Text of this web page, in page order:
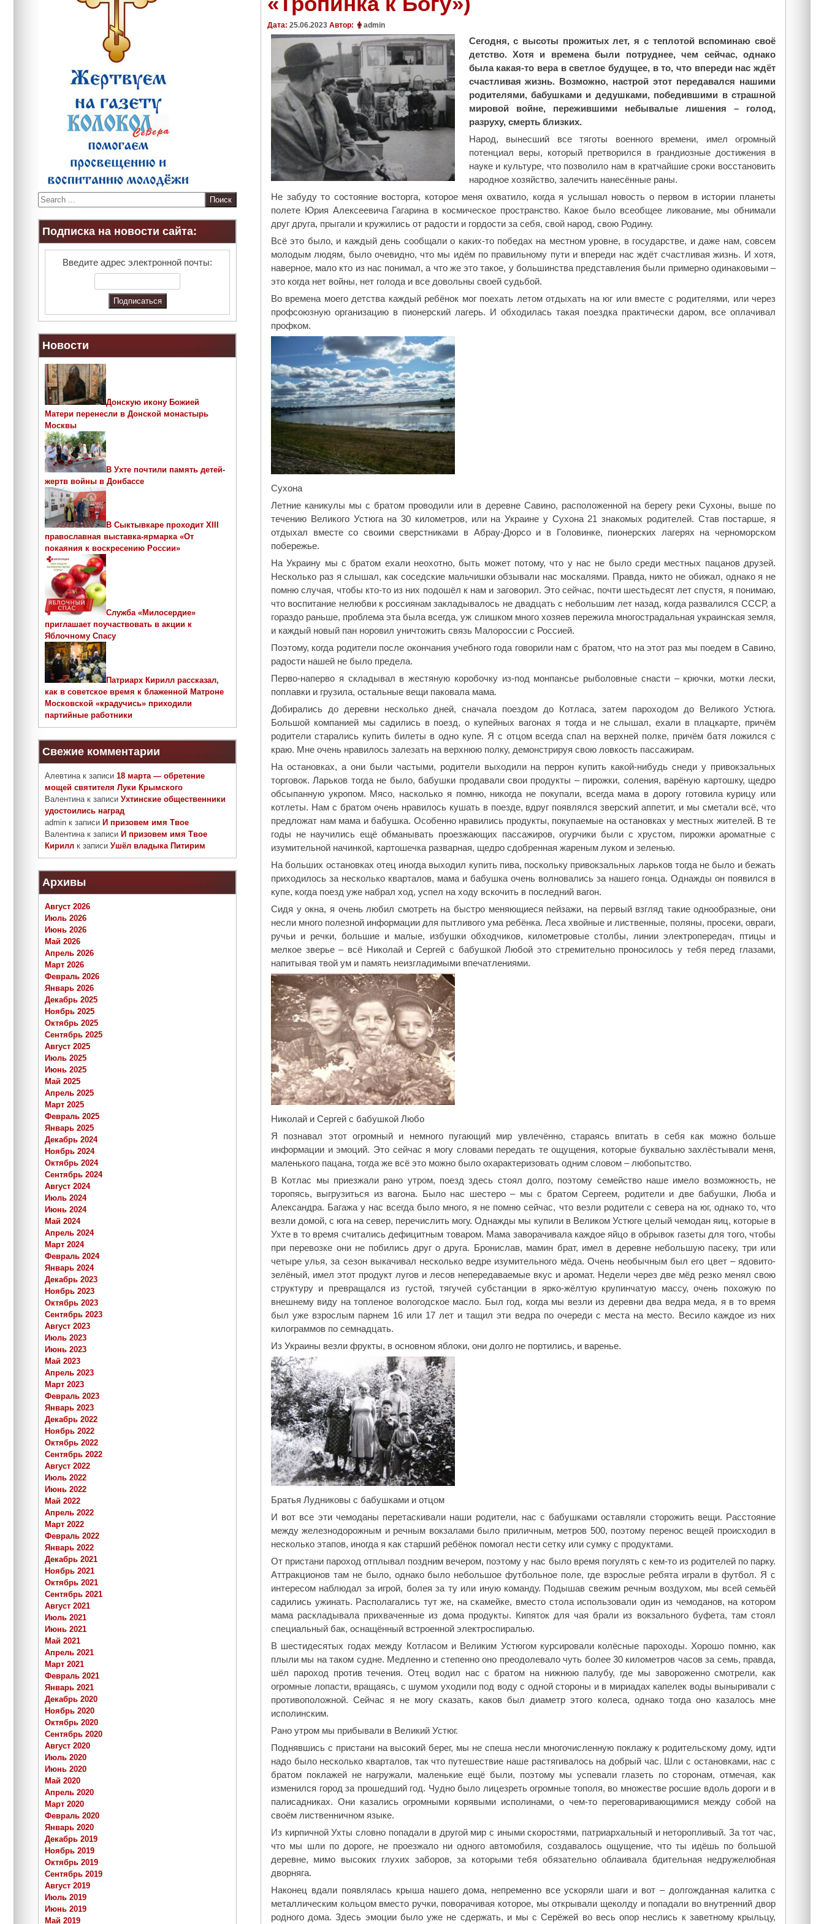
Дата: 25.06.2023 Автор: admin
Сегодня, с высоты прожитых лет, я с теплотой вспоминаю своё
детство. Хотя и времена были потруднее, чем сейчас, однако
была какая-то вера в светлое будущее, в то, что впереди нас ждёт
счастливая жизнь. Возможно, настрой этот передавался нашими
родителями, бабушками и дедушками, победившими в страшной
мировой войне, пережившими небывалые лишения – голод,
разруху, смерть близких.
Народ, вынесший все тяготы военного времени, имел огромный
потенциал веры, который претворился в грандиозные достижения в
науке и культуре, что позволило нам в кратчайшие сроки восстановить
народное хозяйство, залечить нанесённые раны.
Не забуду то состояние восторга, которое меня охватило, когда я услышал новость о первом в истории планеты
полете Юрия Алексеевича Гагарина в космическое пространство. Какое было всеобщее ликование, мы обнимали
друг друга, прыгали и кружились от радости и гордости за себя, свой народ, свою Родину.
Всё это было, и каждый день сообщали о каких-то победах на местном уровне, в государстве, и даже нам, совсем
молодым людям, было очевидно, что мы идём по правильному пути и впереди нас ждёт счастливая жизнь. И хотя,
наверное, мало кто из нас понимал, а что же это такое, у большинства представления были примерно одинаковыми –
это когда нет войны, нет голода и все довольны своей судьбой.
Во времена моего детства каждый ребёнок мог поехать летом отдыхать на юг или вместе с родителями, или через
профсоюзную организацию в пионерский лагерь. И обходилась такая поездка практически даром, все оплачивал
профком.
Сухона
Летние каникулы мы с братом проводили или в деревне Савино, расположенной на берегу реки Сухоны, выше по
течению Великого Устюга на 30 километров, или на Украине у Сухона 21 знакомых родителей. Став постарше, я
отдыхал вместе со своими сверстниками в Абрау-Дюрсо и в Головинке, пионерских лагерях на черноморском
побережье.
На Украину мы с братом ехали неохотно, быть может потому, что у нас не было среди местных пацанов друзей.
Несколько раз я слышал, как соседские мальчишки обзывали нас москалями. Правда, никто не обижал, однако я не
помню случая, чтобы кто-то из них подошёл к нам и заговорил. Это сейчас, почти шестьдесят лет спустя, я понимаю,
что воспитание нелюбви к россиянам закладывалось не двадцать с небольшим лет назад, когда развалился СССР, а
гораздо раньше, проблема эта была всегда, уж слишком много хозяев пережила многострадальная украинская земля,
и каждый новый пан норовил уничтожить связь Малороссии с Россией.
Поэтому, когда родители после окончания учебного года говорили нам с братом, что на этот раз мы поедем в Савино,
радости нашей не было предела.
Перво-наперво я складывал в жестяную коробочку из-под монпансье рыболовные снасти – крючки, мотки лески,
поплавки и грузила, остальные вещи паковала мама.
Добирались до деревни несколько дней, сначала поездом до Котласа, затем пароходом до Великого Устюга.
Большой компанией мы садились в поезд, о купейных вагонах я тогда и не слышал, ехали в плацкарте, причём
родители старались купить билеты в одно купе. Я с отцом всегда спал на верхней полке, причём батя ложился с
краю. Мне очень нравилось залезать на верхнюю полку, демонстрируя свою ловкость пассажирам.
На остановках, а они были частыми, родители выходили на перрон купить какой-нибудь снеди у привокзальных
торговок. Ларьков тогда не было, бабушки продавали свои продукты – пирожки, соления, варёную картошку, щедро
обсыпанную укропом. Мясо, насколько я помню, никогда не покупали, всегда мама в дорогу готовила курицу или
котлеты. Нам с братом очень нравилось кушать в поезде, вдруг появлялся зверский аппетит, и мы сметали всё, что
предложат нам мама и бабушка. Особенно нравились продукты, покупаемые на остановках у местных жителей. В те
годы не научились ещё обманывать проезжающих пассажиров, огурчики были с хрустом, пирожки ароматные с
изумительной начинкой, картошечка разварная, щедро сдобренная жареным луком и зеленью.
На больших остановках отец иногда выходил купить пива, поскольку привокзальных ларьков тогда не было и бежать
приходилось за несколько кварталов, мама и бабушка очень волновались за нашего гонца. Однажды он появился в
купе, когда поезд уже набрал ход, успел на ходу вскочить в последний вагон.
Сидя у окна, я очень любил смотреть на быстро меняющиеся пейзажи, на первый взгляд такие однообразные, они
несли много полезной информации для пытливого ума ребёнка. Леса хвойные и лиственные, поляны, просеки, овраги,
ручьи и речки, большие и малые, избушки обходчиков, километровые столбы, линии электропередач, птицы и
мелкое зверье – всё Николай и Сергей с бабушкой Любой это стремительно проносилось у тебя перед глазами,
напитывая твой ум и память неизгладимыми впечатлениями.
Николай и Сергей с бабушкой Любо
Я познавал этот огромный и немного пугающий мир увлечённо, стараясь впитать в себя как можно больше
информации и эмоций. Это сейчас я могу словами передать те ощущения, которые буквально захлёстывали меня,
маленького пацана, тогда же всё это можно было охарактеризовать одним словом – любопытство.
В Котлас мы приезжали рано утром, поезд здесь стоял долго, поэтому семейство наше имело возможность, не
торопясь, выгрузиться из вагона. Было нас шестеро – мы с братом Сергеем, родители и две бабушки, Люба и
Александра. Багажа у нас всегда было много, я не помню сейчас, что везли родители с севера на юг, однако то, что
везли домой, с юга на север, перечислить могу. Однажды мы купили в Великом Устюге целый чемодан яиц, которые в
Ухте в то время считались дефицитным товаром. Мама заворачивала каждое яйцо в обрывок газеты для того, чтобы
при перевозке они не побились друг о друга. Бронислав, мамин брат, имел в деревне небольшую пасеку, три или
четыре улья, за сезон выкачивал несколько ведре изумительного мёда. Очень необычным был его цвет – ядовито-
зелёный, имел этот продукт лугов и лесов непередаваемые вкус и аромат. Недели через две мёд резко менял свою
структуру и превращался из густой, тягучей субстанции в ярко-жёлтую крупинчатую массу, очень похожую по
внешнему виду на топленое вологодское масло. Был год, когда мы везли из деревни два ведра меда, я в то время
был уже взрослым парнем 16 или 17 лет и тащил эти ведра по очереди с места на место. Весило каждое из них
килограммов по семнадцать.
Из Украины везли фрукты, в основном яблоки, они долго не портились, и варенье.
Братья Лудниковы с бабушками и отцом
И вот все эти чемоданы перетаскивали наши родители, нас с бабушками оставляли сторожить вещи. Расстояние
между железнодорожным и речным вокзалами было приличным, метров 500, поэтому перенос вещей происходил в
несколько этапов, иногда я как старший ребёнок помогал нести сетку или сумку с продуктами.
От пристани пароход отплывал поздним вечером, поэтому у нас было время погулять с кем-то из родителей по парку.
Аттракционов там не было, однако было небольшое футбольное поле, где взрослые ребята играли в футбол. Я с
интересом наблюдал за игрой, болея за ту или иную команду. Подышав свежим речным воздухом, мы всей семьёй
садились ужинать. Располагались тут же, на скамейке, вместо стола использовали один из чемоданов, на котором
мама раскладывала прихваченные из дома продукты. Кипяток для чая брали из вокзального буфета, там стоял
специальный бак, оснащённый встроенной электроспиралью.
В шестидесятых годах между Котласом и Великим Устюгом курсировали колёсные пароходы. Хорошо помню, как
плыли мы на таком судне. Медленно и степенно оно преодолевало чуть более 30 километров часов за семь, правда,
шёл пароход против течения. Отец водил нас с братом на нижнюю палубу, где мы завороженно смотрели, как
огромные лопасти, вращаясь, с шумом уходили под воду с одной стороны и в мириадах капелек воды выныривали с
противоположной. Сейчас я не могу сказать, каков был диаметр этого колеса, однако тогда оно казалось мне
исполинским.
Рано утром мы прибывали в Великий Устюг.
Поднявшись с пристани на высокий берег, мы не спеша несли многочисленную поклажу к родительскому дому, идти
надо было несколько кварталов, так что путешествие наше растягивалось на добрый час. Шли с остановками, нас с
братом поклажей не нагружали, маленькие ещё были, поэтому мы успевали глазеть по сторонам, отмечая, как
изменился город за прошедший год. Чудно было лицезреть огромные тополя, во множестве росшие вдоль дороги и в
палисадниках. Они казались огромными корявыми исполинами, о чем-то переговаривающимися между собой на
своём лиственничном языке.
Из кирпичной Ухты словно попадали в другой мир с иными скоростями, патриархальный и неторопливый. За тот час,
что мы шли по дороге, не проезжало ни одного автомобиля, создавалось ощущение, что ты идёшь по большой
деревне, мимо высоких глухих заборов, за которыми тебя обязательно облаивала бдительная недружелюбная
дворняга.
Наконец вдали появлялась крыша нашего дома, непременно все ускоряли шаги и вот – долгожданная калитка с
металлическим кольцом вместо ручки, поворачивая которое, мы открывали щеколду и попадали во внутренний двор
родного дома. Здесь эмоции было уже не сдержать, и мы с Серёжей во весь опор неслись к заветному крыльцу,
S
e
a
c
Подписка на новости сайта:
Введите адрес электронной почты:
Новости
Донскую икону Божией
Матери перенесли в Донской монастырь
Москвы
В Ухте почтили память детей-
жертв войны в Донбассе
В Сыктывкаре проходит ХIII
православная выставка-ярмарка «От
покаяния к воскресению России»
Служба «Милосердие»
приглашает поучаствовать в акции к
Яблочному Спасу
Патриарх Кирилл рассказал,
как в советское время к блаженной Матроне
Московской «крадучись» приходили
партийные работники
Свежие комментарии
Алевтинак записи 18 марта — обретение
мощей святителя Луки Крымского
Валентинак записи Ухтинские общественники
удостоились наград
admin к записи И призовем имя Твое
Валентинак записи И призовем имя Твое
Кирилл к записи Ушёл владыка Питирим
Архивы
Август 2026
Июль 2026
Июнь 2026
Май 2026
Апрель 2026
Март 2026
Февраль 2026
Январь 2026
Декабрь 2025
Ноябрь 2025
Октябрь 2025
Сентябрь 2025
Август 2025
Июль 2025
Июнь 2025
Май 2025
Апрель 2025
Март 2025
Февраль 2025
Январь 2025
Декабрь 2024
Ноябрь 2024
Октябрь 2024
Сентябрь 2024
Август 2024
Июль 2024
Июнь 2024
Май 2024
Апрель 2024
Март 2024
Февраль 2024
Январь 2024
Декабрь 2023
Ноябрь 2023
Октябрь 2023
Сентябрь 2023
Август 2023
Июль 2023
Июнь 2023
Май 2023
Апрель 2023
Март 2023
Февраль 2023
Январь 2023
Декабрь 2022
Ноябрь 2022
Октябрь 2022
Сентябрь 2022
Август 2022
Июль 2022
Июнь 2022
Май 2022
Апрель 2022
Март 2022
Февраль 2022
Январь 2022
Декабрь 2021
Ноябрь 2021
Октябрь 2021
Сентябрь 2021
Август 2021
Июль 2021
Июнь 2021
Май 2021
Апрель 2021
Март 2021
Февраль 2021
Январь 2021
Декабрь 2020
Ноябрь 2020
Октябрь 2020
Сентябрь 2020
Август 2020
Июль 2020
Июнь 2020
Май 2020
Апрель 2020
Март 2020
Февраль 2020
Январь 2020
Декабрь 2019
Ноябрь 2019
Октябрь 2019
Сентябрь 2019
Август 2019
Июль 2019
Июнь 2019
Май 2019